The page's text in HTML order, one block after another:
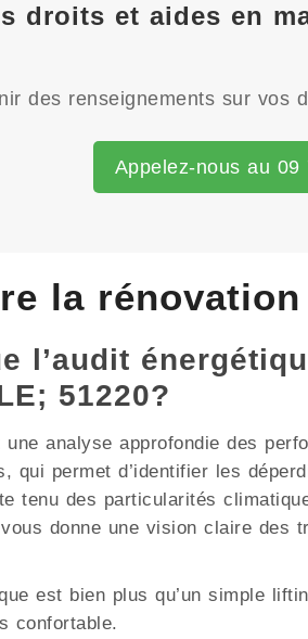
droits et aides en
des renseignements sur
Appelez-nous au 09
la
l’audit
51220?
une analyse approfondie des
qui permet d’identifier les
tenu des particularités
donne une vision claire des
est bien plus qu’un simple
confortable.